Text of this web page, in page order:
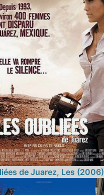
de Juarez, Les (2006)